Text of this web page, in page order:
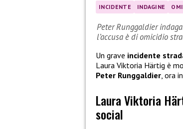
INCIDENTE INDAGINE
Peter Runggaldier
l’accusa è di omicidio
Un grave incidente
Laura Viktoria Härtig è
Peter Runggaldier, ora
Laura Viktoria
social